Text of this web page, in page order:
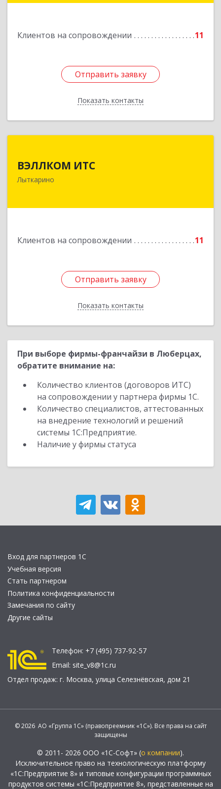
Клиентов на сопровождении 11
Отправить заявку
Показать контакты
Подробнее
Отправить заявку
Назад
ВЭЛЛКОМ ИТС
Лыткарино
Клиентов на сопровождении 11
Отправить заявку
Показать контакты
Лыткарино г, Первомайская ул, дом № 3/5,
Отправить заявку
Назад
При выборе фирмы-франчайзи в Люберцах,
обратите внимание на:
Количество клиентов (договоров ИТС)
на сопровождении у партнера фирмы 1С.
Количество специалистов, аттестованных
на внедрение технологий и решений
системы 1С:Предприятие.
Наличие у фирмы статуса
Вход для партнеров 1С
Учебная версия
Стать партнером
Политика конфиденциальности
Замечания по сайту
Другие сайты
Телефон: +7 (495) 737-92-57
Email: site_v8@1c.ru
Отдел продаж: г. Москва, улица Селезнёвская, дом 21
© 2026 АО «Группа 1С» (правопреемник «1С»). Все права на сайт
защищены
© 2011- 2026 ООО «1С-Софт» (о компании).
Исключительное право на технологическую платформу
«1С:Предприятие 8» и типовые конфигурации программных
продуктов системы «1С:Предприятие 8», представленные на